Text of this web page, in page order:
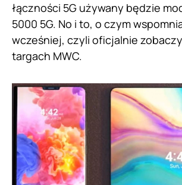
łączności 5G używany będzie
5000 5G. No i to, o czym
wcześniej, czyli oficjalnie
targach MWC.